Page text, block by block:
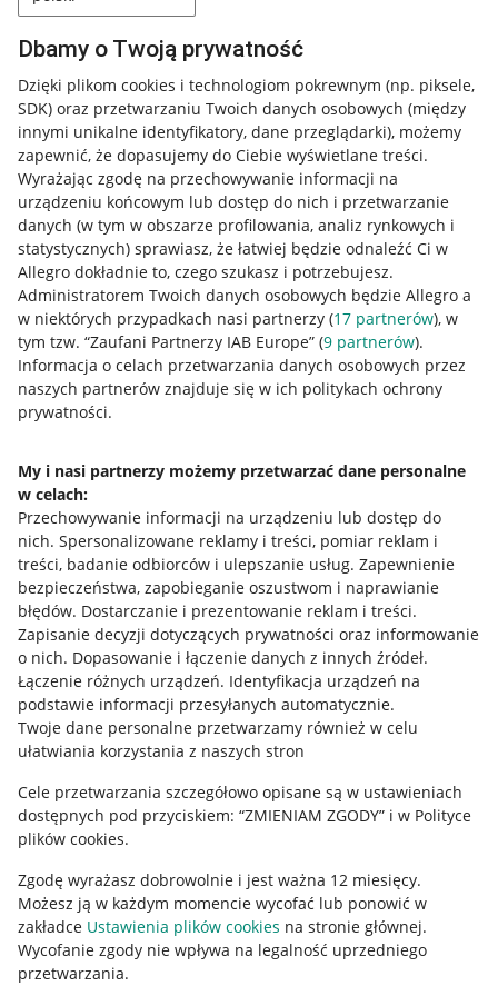
Dbamy o Twoją prywatność
Dzięki plikom cookies i technologiom pokrewnym (np. piksele,
SDK) oraz przetwarzaniu Twoich danych osobowych (między
innymi unikalne identyfikatory, dane przeglądarki), możemy
zapewnić, że dopasujemy do Ciebie wyświetlane treści.
Wyrażając zgodę na przechowywanie informacji na
urządzeniu końcowym lub dostęp do nich i przetwarzanie
danych (w tym w obszarze profilowania, analiz rynkowych i
statystycznych) sprawiasz, że łatwiej będzie odnaleźć Ci w
Allegro dokładnie to, czego szukasz i potrzebujesz.
Administratorem Twoich danych osobowych będzie Allegro a
w niektórych przypadkach nasi partnerzy (17 partnerów), w
tym tzw. “Zaufani Partnerzy IAB Europe” (9 partnerów).
Informacja o celach przetwarzania danych osobowych przez
naszych partnerów znajduje się w ich politykach ochrony
prywatności.
My i nasi partnerzy możemy przetwarzać dane personalne
w celach:
Przechowywanie informacji na urządzeniu lub dostęp do
nich. Spersonalizowane reklamy i treści, pomiar reklam i
treści, badanie odbiorców i ulepszanie usług. Zapewnienie
bezpieczeństwa, zapobieganie oszustwom i naprawianie
błędów. Dostarczanie i prezentowanie reklam i treści.
Zapisanie decyzji dotyczących prywatności oraz informowanie
o nich. Dopasowanie i łączenie danych z innych źródeł.
Łączenie różnych urządzeń. Identyfikacja urządzeń na
podstawie informacji przesyłanych automatycznie.
Twoje dane personalne przetwarzamy również w celu
ułatwiania korzystania z naszych stron
Cele przetwarzania szczegółowo opisane są w ustawieniach
dostępnych pod przyciskiem: “ZMIENIAM ZGODY” i w Polityce
plików cookies.
Zgodę wyrażasz dobrowolnie i jest ważna 12 miesięcy.
Możesz ją w każdym momencie wycofać lub ponowić w
zakładce Ustawienia plików cookies na stronie głównej.
Wycofanie zgody nie wpływa na legalność uprzedniego
przetwarzania.
Przydatne informacje
Jak to działa
Allegro Gadane dla sprzedających
Allegro Gadane dla kupujących
Mapa miejscowości
Informacje prawne
Regulamin
Polityka plików "cookies"
Ustawienia plików "cookies"
Udostępnianie lokalizacji
Informacje dla Aktu o Usługach Cyfrowych
Pobierz aplikację